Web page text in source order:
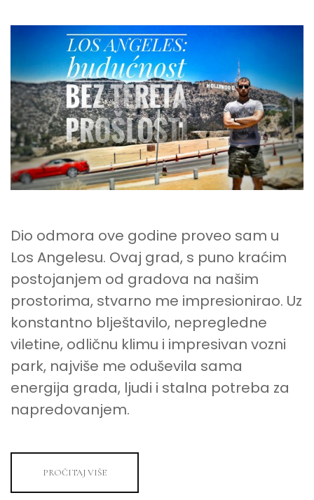
BEZ
Dio odmora ove godine proveo sam u
Los Angelesu. Ovaj grad, s puno kraćim
postojanjem od gradova na našim
prostorima, stvarno me impresionirao. Uz
konstantno blještavilo, nepregledne
viletine, odličnu klimu i impresivan vozni
park, najviše me oduševila sama
energija grada, ljudi i stalna potreba za
napredovanjem.
PROČITAJ VIŠE